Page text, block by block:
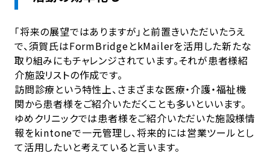
「将来の展望ではありますが」と前置きいただいたうえ
で、須賀氏はFormBridgeとkMailerを活用した新たな
取り組みにもチャレンジされています。それが患者様紹
介施設リストの作成です。
訪問診療という特性上、さまざまな医療・介護・福祉機
関から患者様をご紹介いただくことも多いといいます。
ゆめクリニックでは患者様をご紹介いただいた施設様情
報をkintoneで一元管理し、将来的には営業ツールとし
て活用したいと考えていると言います。